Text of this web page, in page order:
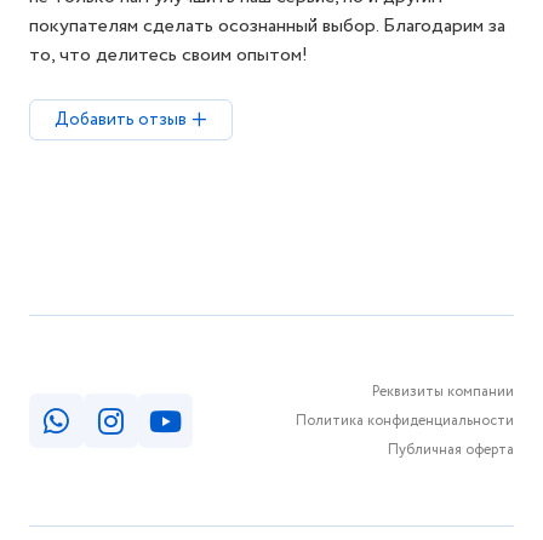
покупателям сделать осознанный выбор. Благодарим за
то, что делитесь своим опытом!
Добавить отзыв
Реквизиты компании
Политика конфиденциальности
Публичная оферта